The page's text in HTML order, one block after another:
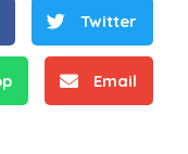
Twitter
Email